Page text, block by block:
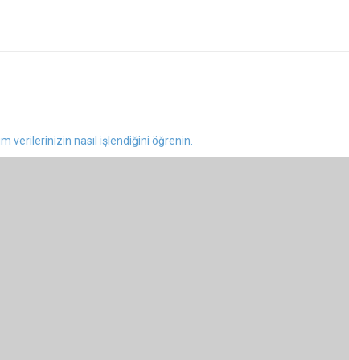
verilerinizin nasıl işlendiğini öğrenin.